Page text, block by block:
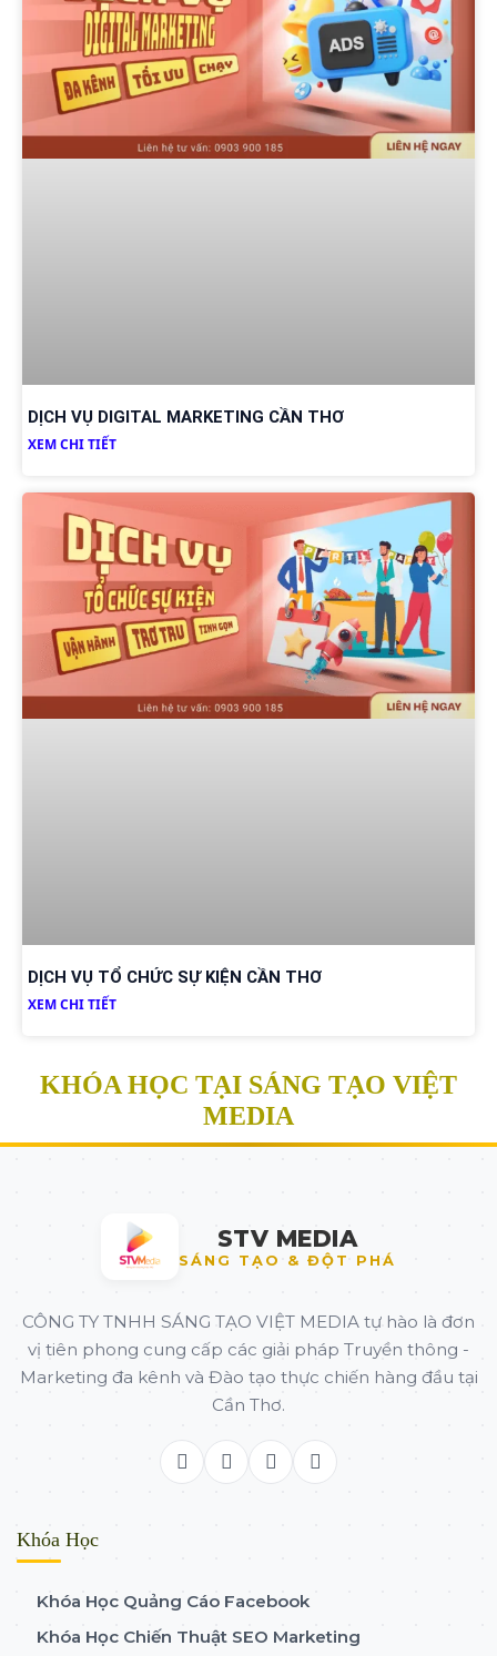
DỊCH VỤ DIGITAL MARKETING CẦN THƠ
XEM CHI TIẾT
DỊCH VỤ TỔ CHỨC SỰ KIỆN CẦN THƠ
XEM CHI TIẾT
KHÓA HỌC TẠI SÁNG TẠO VIỆT
MEDIA
STV MEDIA
SÁNG TẠO & ĐỘT PHÁ
CÔNG TY TNHH SÁNG TẠO VIỆT MEDIA tự hào là đơn
vị tiên phong cung cấp các giải pháp Truyền thông -
Marketing đa kênh và Đào tạo thực chiến hàng đầu tại
Cần Thơ.
Khóa Học
Khóa Học Quảng Cáo Facebook
Khóa Học Chiến Thuật SEO Marketing